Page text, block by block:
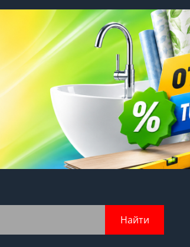
Найти